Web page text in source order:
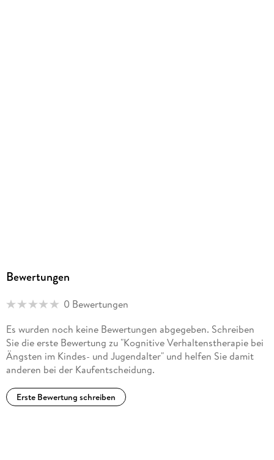
Bewertungen
0 Bewertungen
Es wurden noch keine Bewertungen abgegeben. Schreiben
Sie die erste Bewertung zu "Kognitive Verhaltenstherapie bei
Ängsten im Kindes- und Jugendalter" und helfen Sie damit
anderen bei der Kaufentscheidung.
Erste Bewertung schreiben